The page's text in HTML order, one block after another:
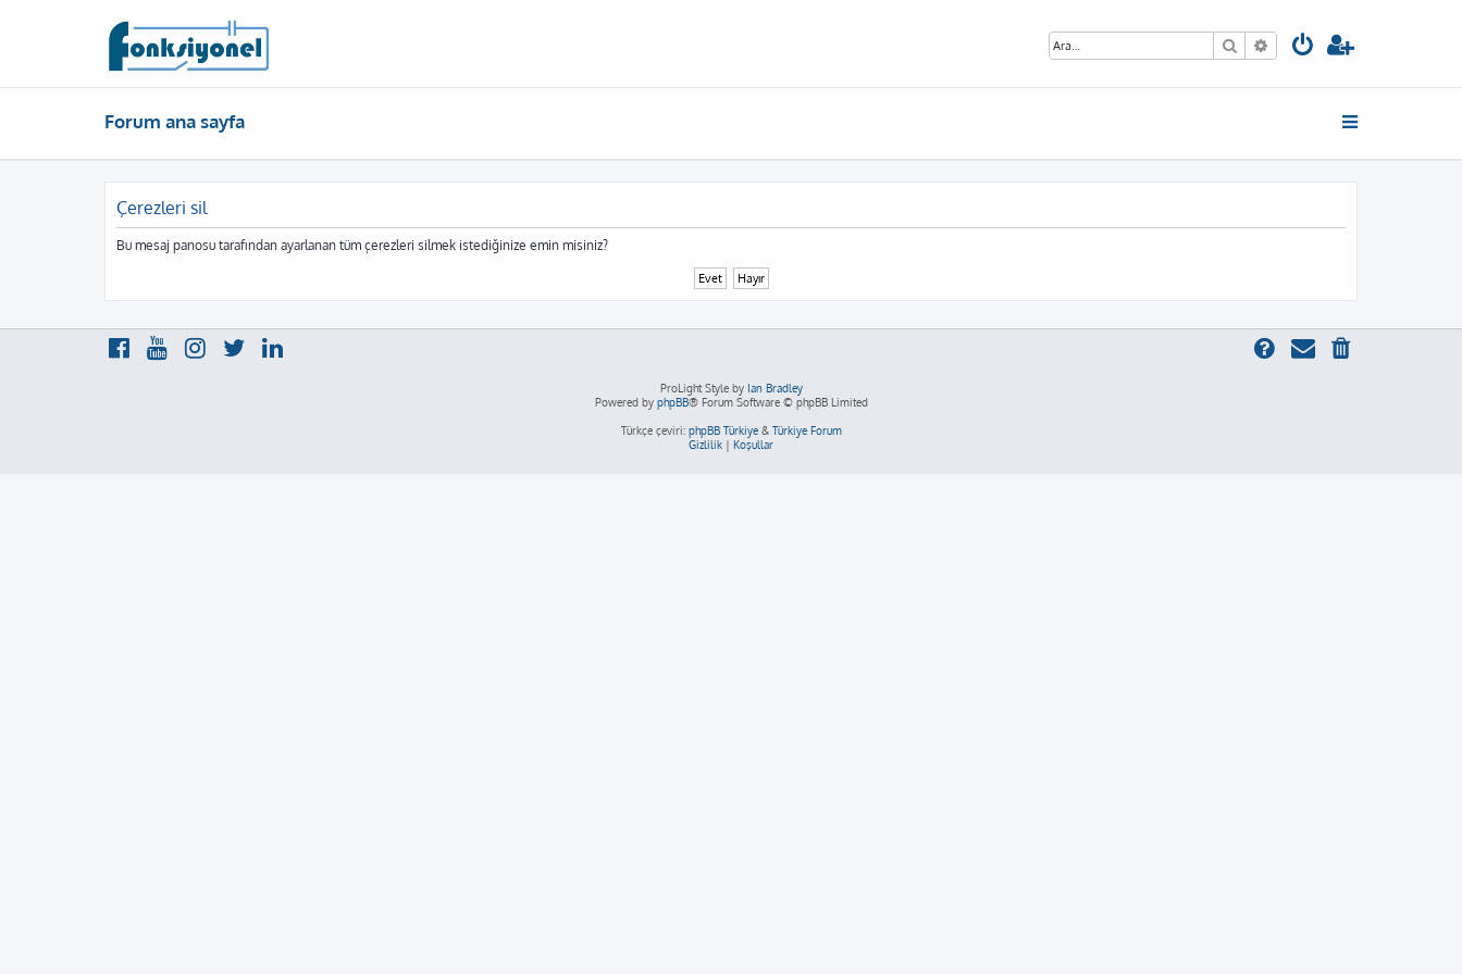
Ara Gelişmiş arama
Forum ana sayfa
Çerezleri sil
Bu mesaj panosu tarafından ayarlanan tüm çerezleri silmek istediğinize emin misiniz?
ProLight Style by Ian Bradley
Powered by phpBB® Forum Software © phpBB Limited
Türkçe çeviri: phpBB Türkiye& Türkiye Forum
Gizlilik | Koşullar